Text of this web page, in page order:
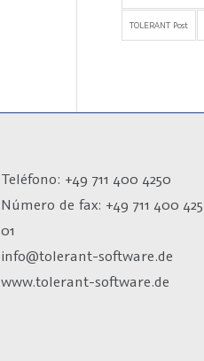
TOLERANT Post
Teléfono: +49 711 400 4250
Número de fax: +49 711 400 425
01
info@tolerant-software.de
www.tolerant-software.de